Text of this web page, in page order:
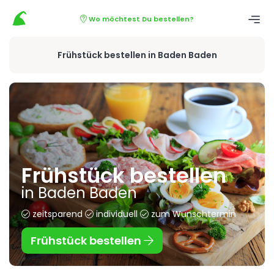
Wo möchtest Du bestellen?
Frühstück bestellen in Baden Baden
Frühstück bestellen
in Baden Baden
zeitsparend individuell zum Wunschtermin
Frühstück bestellen